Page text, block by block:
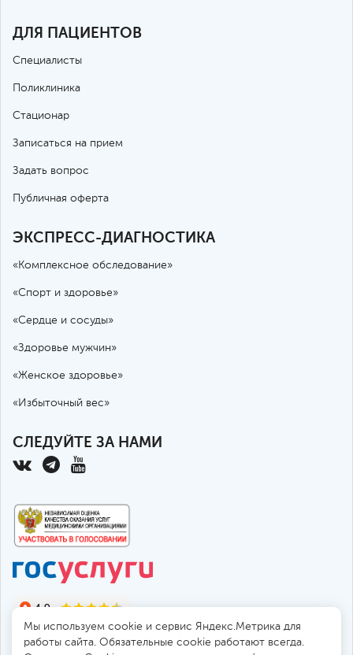
ДЛЯ ПАЦИЕНТОВ
Специалисты
Поликлиника
Стационар
Записаться на прием
Задать вопрос
Публичная оферта
ЭКСПРЕСС-ДИАГНОСТИКА
«Комплексное обследование»
«Спорт и здоровье»
«Сердце и сосуды»
«Здоровье мужчин»
«Женское здоровье»
«Избыточный вес»
СЛЕДУЙТЕ ЗА НАМИ
Мы используем cookie и сервис Яндекс.Метрика для
работы сайта. Обязательные cookie работают всегда.